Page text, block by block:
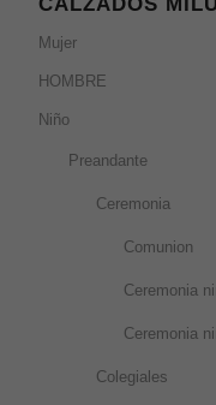
Mujer
HOMBRE
Niño
Preandante
Ceremonia
Comunion
Ceremonia
Ceremonia
Colegiales